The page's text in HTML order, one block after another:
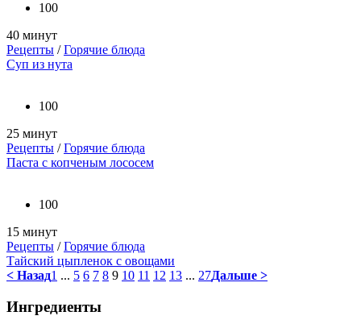
100
40 минут
Рецепты /Горячие блюда
Суп из нута
100
25 минут
Рецепты /Горячие блюда
Паста с копченым лососем
100
15 минут
Рецепты /Горячие блюда
Тайский цыпленок с овощами
< Назад1 ... 5 6 7 8 9 10 11 12 13 ... 27Дальше >
Ингредиенты